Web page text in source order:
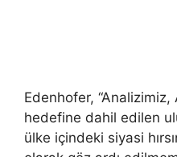
Edenhofer, “Analizimiz,
hedefine dahil edilen
ülke içindeki siyasi